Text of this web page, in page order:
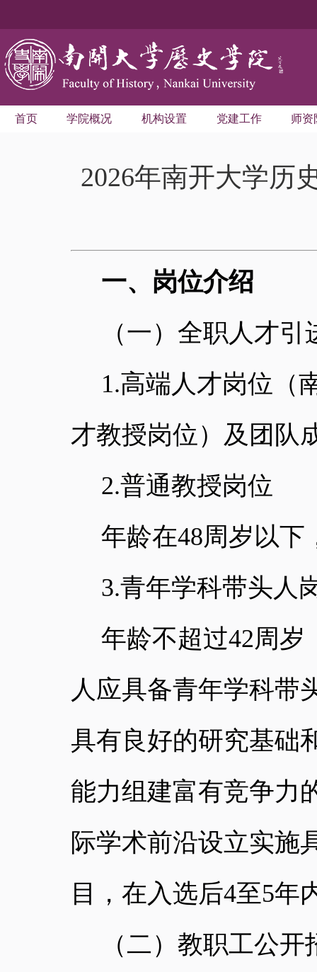
首页 学院概况 机构设置 党建工作 师资
2026年南开大学历
一、岗位介绍
（一）全职人才引
1.高端人才岗位（
才教授岗位）及团队
2.普通教授岗位
年龄在48周岁以下
3.青年学科带头人
年龄不超过42周岁
人应具备青年学科带
具有良好的研究基础
能力组建富有竞争力
际学术前沿设立实施
目，在入选后4至5年
（二）教职工公